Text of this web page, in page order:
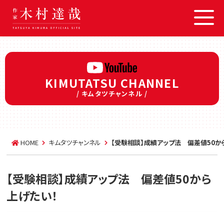
KIMUTATSU CHANNEL
/ キムタツチャンネル /
HOME キムタツチャンネル 【受験相談】成績アップ法 偏差値50か
【受験相談】成績アップ法 偏差値50から
上げたい！